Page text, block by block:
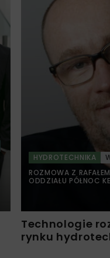
HYDROTECHNIKA
ROZMOWA Z
ODDZIAŁU PÓŁNOC
Technologie
rynku